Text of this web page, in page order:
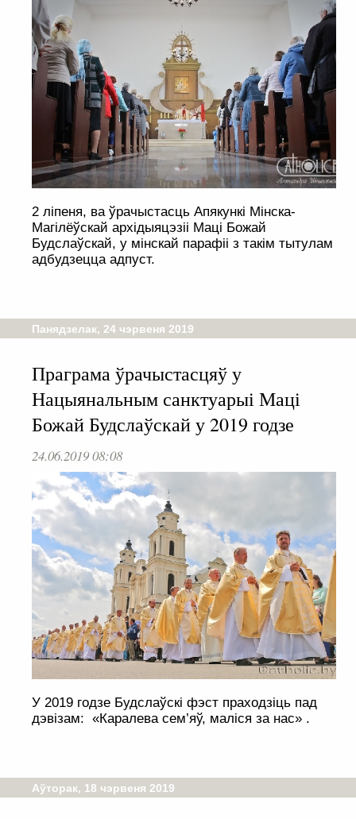
2 ліпеня, ва ўрачыстасць Апякункі Мінска-
Магілёўскай архідыяцэзіі Маці Божай
Будслаўскай, у мінскай парафіі з такім тытулам
адбудзецца адпуст.
Панядзелак, 24 чэрвеня 2019
Праграма ўрачыстасцяў у
Нацыянальным санктуарыі Маці
Божай Будслаўскай у 2019 годзе
24.06.2019 08:08
У 2019 годзе Будслаўскі фэст праходзіць пад
дэвізам: «Каралева сем’яў, маліся за нас» .
Аўторак, 18 чэрвеня 2019